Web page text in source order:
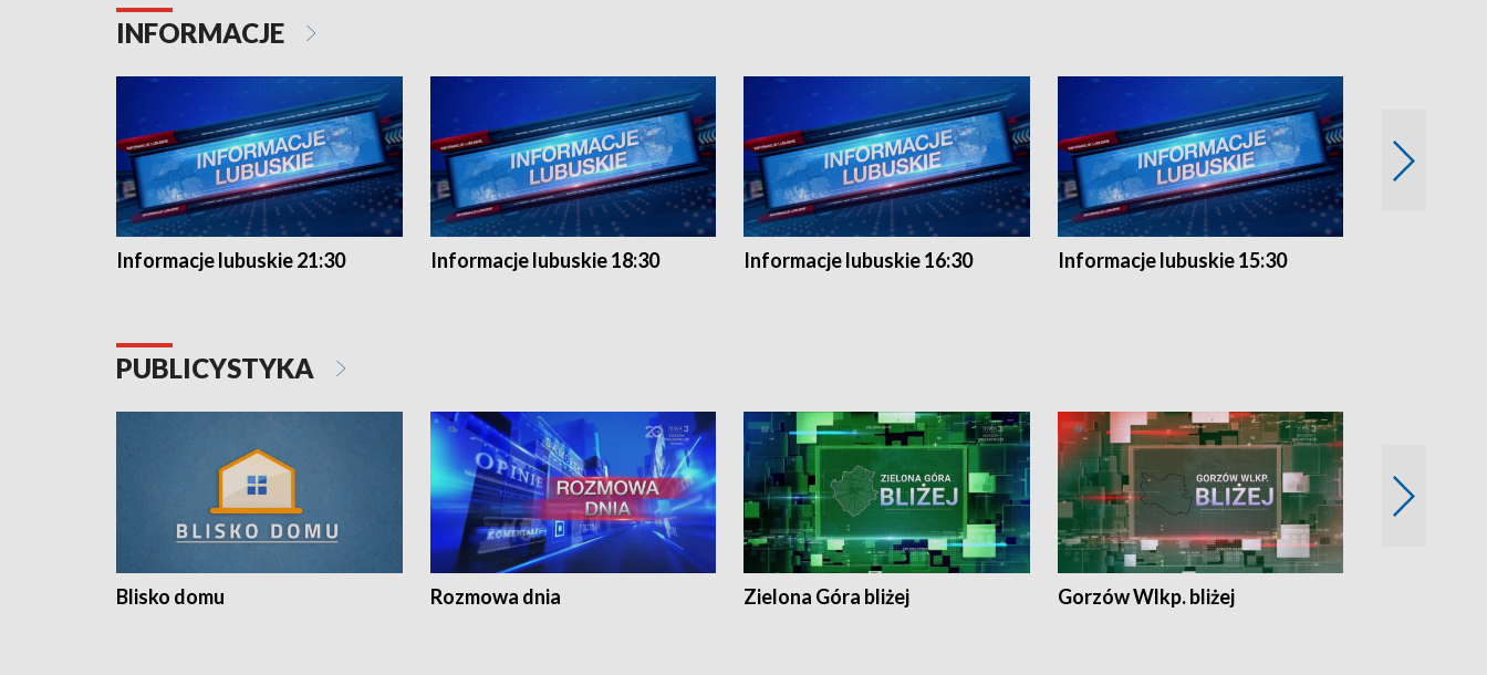
INFORMACJE
Informacje lubuskie 21:30 Informacje lubuskie 18:30 Informacje lubuskie 16:30 Informacje lubuskie 15:30
PUBLICYSTYKA
Blisko domu Rozmowa dnia Zielona Góra bliżej Gorzów Wlkp. bliżej